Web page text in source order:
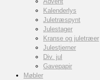
Kalenderlys
Juletræspynt
Julestager
Kranse og juletræer
Julestjerner
Div. jul
Gavepapir
Møbler